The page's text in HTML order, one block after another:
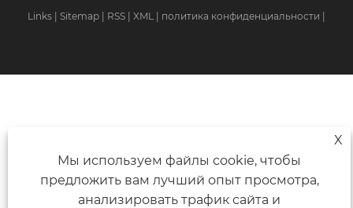
Links
Sitemap RSS XML политика конфиденциальности
X
Мы используем файлы cookie, чтобы
предложить вам лучший опыт просмотра,
анализировать трафик сайта и